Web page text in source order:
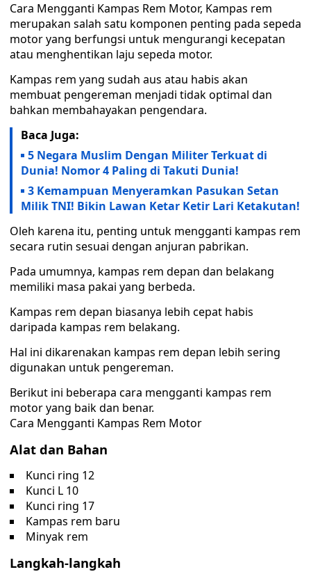
Cara Mengganti Kampas Rem Motor, Kampas rem
merupakan salah satu komponen penting pada sepeda
motor yang berfungsi untuk mengurangi kecepatan
atau menghentikan laju sepeda motor.
Kampas rem yang sudah aus atau habis akan
membuat pengereman menjadi tidak optimal dan
bahkan membahayakan pengendara.
Baca Juga:
5 Negara Muslim Dengan Militer Terkuat di
Dunia! Nomor 4 Paling di Takuti Dunia!
3 Kemampuan Menyeramkan Pasukan Setan
Milik TNI! Bikin Lawan Ketar Ketir Lari Ketakutan!
Oleh karena itu, penting untuk mengganti kampas rem
secara rutin sesuai dengan anjuran pabrikan.
Pada umumnya, kampas rem depan dan belakang
memiliki masa pakai yang berbeda.
Kampas rem depan biasanya lebih cepat habis
daripada kampas rem belakang.
Hal ini dikarenakan kampas rem depan lebih sering
digunakan untuk pengereman.
Berikut ini beberapa cara mengganti kampas rem
motor yang baik dan benar.
Cara Mengganti Kampas Rem Motor
Alat dan Bahan
Kunci ring 12
Kunci L 10
Kunci ring 17
Kampas rem baru
Minyak rem
Langkah-langkah